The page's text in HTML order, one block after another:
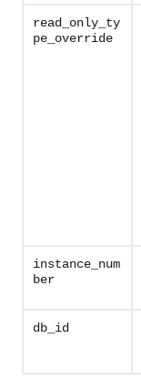
read_only_ty
pe_override
instance_num
ber
db_id